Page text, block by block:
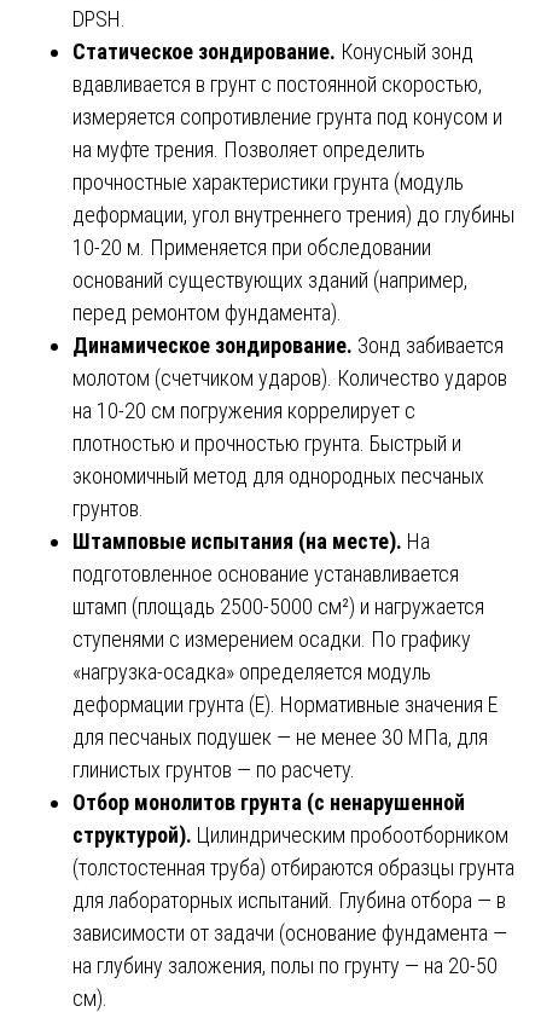
DPSH.
Статическое зондирование. Конусный зонд
вдавливается в грунт с постоянной скоростью,
измеряется сопротивление грунта под конусом и
на муфте трения. Позволяет определить
прочностные характеристики грунта (модуль
деформации, угол внутреннего трения) до глубины
10-20 м. Применяется при обследовании
оснований существующих зданий (например,
перед ремонтом фундамента).
Динамическое зондирование. Зонд забивается
молотом (счетчиком ударов). Количество ударов
на 10-20 см погружения коррелирует с
плотностью и прочностью грунта. Быстрый и
экономичный метод для однородных песчаных
грунтов.
Штамповые испытания (на месте). На
подготовленное основание устанавливается
штамп (площадь 2500-5000 см²) и нагружается
ступенями с измерением осадки. По графику
«нагрузка-осадка» определяется модуль
деформации грунта (E). Нормативные значения E
для песчаных подушек — не менее 30 МПа, для
глинистых грунтов — по расчету.
Отбор монолитов грунта (с ненарушенной
структурой). Цилиндрическим пробоотборником
(толстостенная труба) отбираются образцы грунта
для лабораторных испытаний. Глубина отбора — в
зависимости от задачи (основание фундамента —
на глубину заложения, полы по грунту — на 20-50
см).